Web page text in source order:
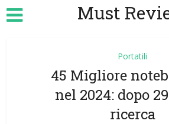
Must
Portatili
45 Migliore
nel 2024: dopo
ricerca